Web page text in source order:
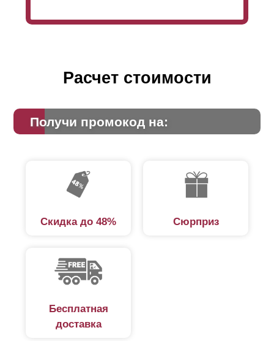
Расчет стоимости
Получи промокод на:
Скидка до 48% Сюрприз
Бесплатная
доставка